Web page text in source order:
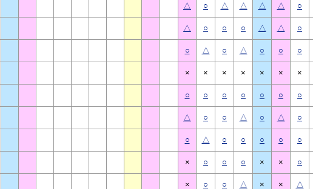
△ ○ △ △ △ △ ○
△ ○ ○ ○ △ △ ○
○ △ ○ △ ○ ○ ○
× × × × × × ×
○ ○ ○ ○ ○ ○ ○
△ ○ ○ △ ○ △ ○
○ △ ○ ○ ○ ○ ○
× ○ ○ ○ × × ○
× ○ ○ △ × × △